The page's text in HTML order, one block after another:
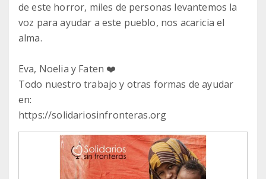
de este horror, miles de personas levantemos la
voz para ayudar a este pueblo, nos acaricia el
alma.
Eva, Noelia y Faten ❤️
Todo nuestro trabajo y otras formas de ayudar
en:
https://solidariosinfronteras.org